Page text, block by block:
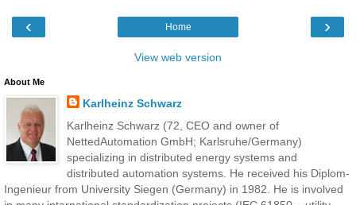
‹ ›
Home
View web version
About Me
Karlheinz Schwarz
Karlheinz Schwarz (72, CEO and owner of
NettedAutomation GmbH; Karlsruhe/Germany)
specializing in distributed energy systems and
distributed automation systems. He received his Diplom-
Ingenieur from University Siegen (Germany) in 1982. He is involved